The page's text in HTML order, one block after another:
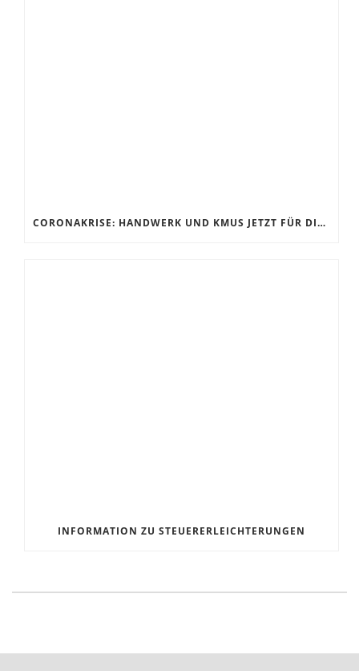
CORONAKRISE: HANDWERK UND KMUS JETZT FÜR DIE ZUKUNFT RÜSTEN
INFORMATION ZU STEUERERLEICHTERUNGEN